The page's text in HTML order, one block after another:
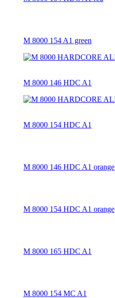
M 8000 154 A1 green
M 8000 146 HDC A1
M 8000 154 HDC A1
M 8000 146 HDC A1 orange
M 8000 154 HDC A1 orange
M 8000 165 HDC A1
M 8000 154 MC A1